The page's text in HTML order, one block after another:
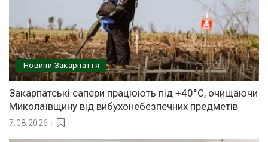
Новини Закарпаття
Закарпатські сапери працюють під +40°C, очищаючи
Миколаївщину від вибухонебезпечних предметів
7.08.2026